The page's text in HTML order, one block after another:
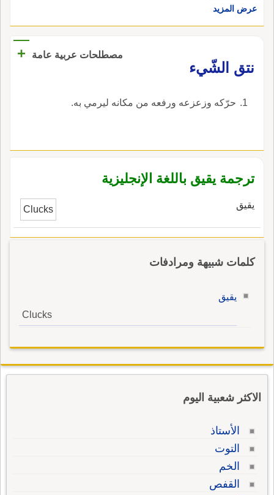
مُذْهَبِ اللًوْنِ صافِن وقال بعضهم: الأَيْقُ هو المَرِيطُ
بين الثُّنَّةِ وأُمّ القِرْدان م باطن الرُّسْغ.
عرض المزيد
مصطلحات عربية عامة
+
نتق الشّيء
حرّكه وزعزعه ورفعه من مكانه ليرمي به.
ترجمة يقيق باللغة الإنجليزية
يقيق Clucks
كلمات شبيهة ومرادفات
يقيق
Clucks
الاكثر شعبية اليوم
الأستاذ
التوت
الخم
القفص